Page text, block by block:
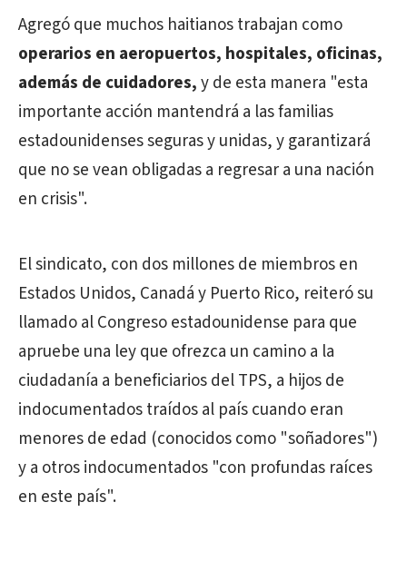
Agregó que muchos haitianos trabajan como
operarios en aeropuertos, hospitales, oficinas,
además de cuidadores,y de esta manera "esta
importante acción mantendrá a las familias
estadounidenses seguras y unidas, y garantizará
que no se vean obligadas a regresar a una nación
en crisis".
El sindicato, con dos millones de miembros en
Estados Unidos, Canadá y Puerto Rico, reiteró su
llamado al Congreso estadounidense para que
apruebe una ley que ofrezca un camino a la
ciudadanía a beneficiarios del TPS, a hijos de
indocumentados traídos al país cuando eran
menores de edad (conocidos como "soñadores")
y a otros indocumentados "con profundas raíces
en este país".